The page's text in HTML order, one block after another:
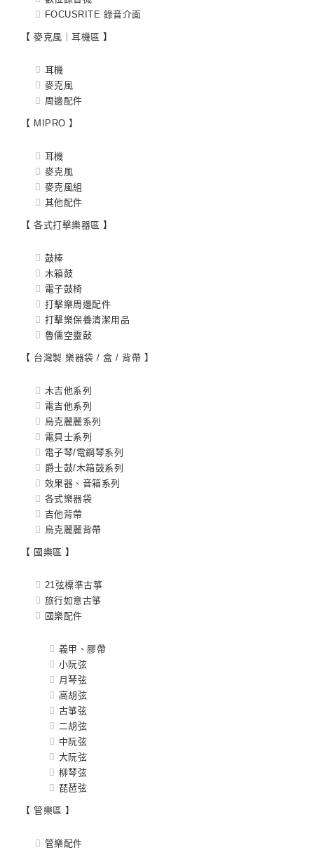
FOCUSRITE 錄音介面
【 麥克風｜耳機區 】
耳機
麥克風
周邊配件
【 MIPRO 】
耳機
麥克風
麥克風組
其他配件
【 各式打擊樂器區 】
鼓棒
木箱鼓
電子鼓椅
打擊樂周邊配件
打擊樂保養清潔用品
魯儒空靈鼔
【 台灣製 樂器袋 / 盒 / 背帶 】
木吉他系列
電吉他系列
烏克麗麗系列
電貝士系列
電子琴/電鋼琴系列
爵士鼓/木箱鼓系列
效果器、音箱系列
各式樂器袋
吉他背帶
烏克麗麗背帶
【 國樂區 】
21弦標準古箏
旅行如意古箏
國樂配件
義甲、膠帶
小阮弦
月琴弦
高胡弦
古箏弦
二胡弦
中阮弦
大阮弦
柳琴弦
琵琶弦
【 管樂區 】
管樂配件